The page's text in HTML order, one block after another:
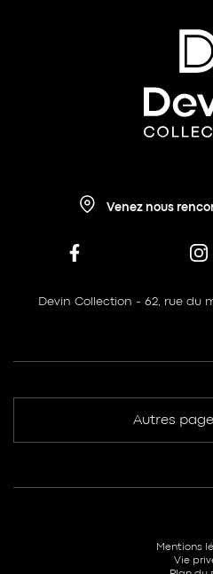
Venez nous
Devin Collection - 62, rue du
Autres
Mentions
Vie